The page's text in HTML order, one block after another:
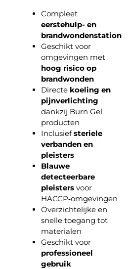
Compleet
eerstehulp- en
brandwondenstation
Geschikt voor
omgevingen met
hoog risico op
brandwonden
Directe koeling en
pijnverlichting
dankzij Burn Gel
producten
Inclusiefsteriele
verbanden en
pleisters
Blauwe
detecteerbare
pleistersvoor
HACCP‑omgevingen
Overzichtelijke en
snelle toegang tot
materialen
Geschikt voor
professioneel
gebruik